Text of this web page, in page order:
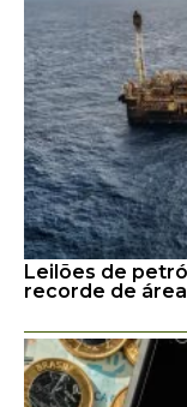
Leilões de
recorde de